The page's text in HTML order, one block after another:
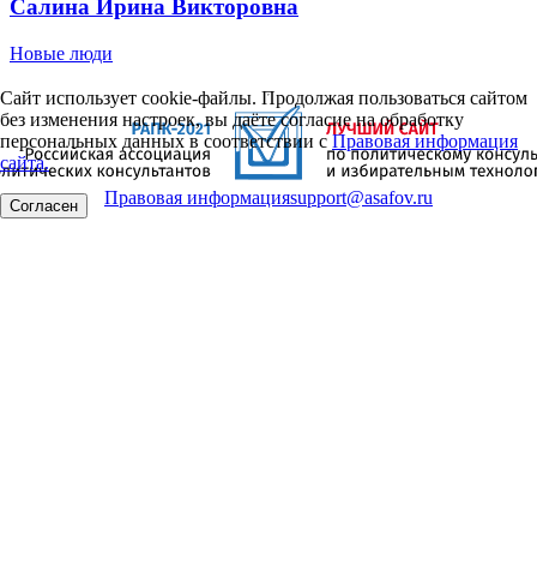
Салина Ирина Викторовна
Новые люди
Сайт использует cookie-файлы. Продолжая пользоваться сайтом
без изменения настроек, вы даёте согласие на обработку
персональных данных в соответствии сПравовая информация
сайта.
Согласен Правовая информацияsupport@asafov.ru